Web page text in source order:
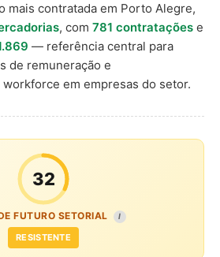
mais contratada em Porto Alegre,
, com 781 contratações e
— referência central para
de remuneração e
em empresas do setor.
32
FUTURO SETORIAL I
RESISTENTE